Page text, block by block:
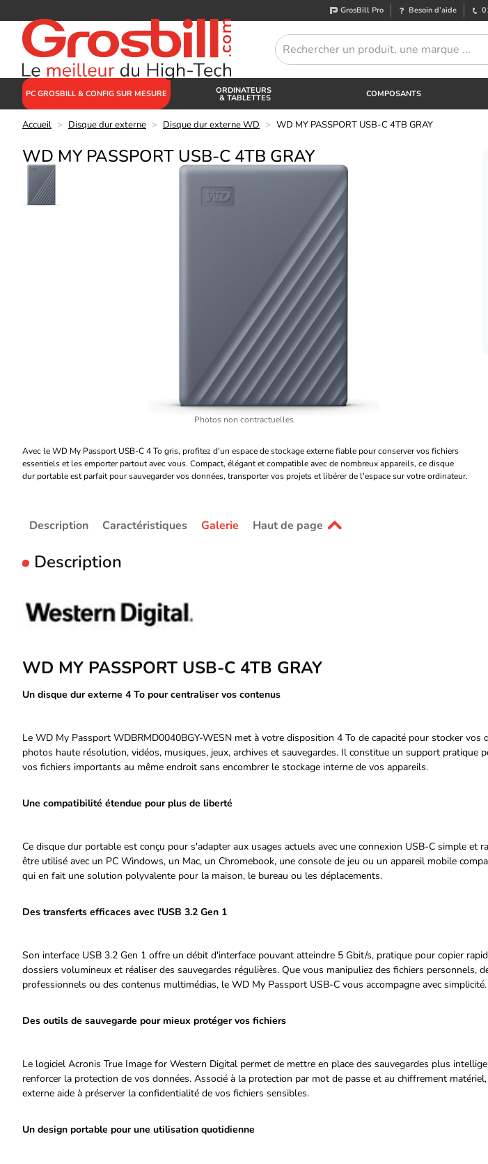
GrosBill Pro Besoin d’aide
PC GROSBILL & CONFIG SUR MESURE ORDINATEURS
& TABLETTES COMPOSANTS
Accueil > Disque dur externe > Disque dur externe WD > WD MY PASSPORT USB-C 4TB GRAY
WD MY PASSPORT USB-C 4TB GRAY
Photos non contractuelles.
Avec le WD My Passport USB-C 4 To gris, profitez d'un espace de stockage externe fiable pour conserver vos fichiers
essentiels et les emporter partout avec vous. Compact, élégant et compatible avec de nombreux appareils, ce disque
dur portable est parfait pour sauvegarder vos données, transporter vos projets et libérer de l'espace sur votre ordinateur.
Description Caractéristiques Galerie Haut de page
Description
WD MY PASSPORT USB-C 4TB GRAY
Un disque dur externe 4 To pour centraliser vos contenus
Le WD My Passport WDBRMD0040BGY-WESN met à votre disposition 4 To de capacité pour stocker vos
photos haute résolution, vidéos, musiques, jeux, archives et sauvegardes. Il constitue un support pratique
vos fichiers importants au même endroit sans encombrer le stockage interne de vos appareils.
Une compatibilité étendue pour plus de liberté
Ce disque dur portable est conçu pour s'adapter aux usages actuels avec une connexion USB-C simple et
être utilisé avec un PC Windows, un Mac, un Chromebook, une console de jeu ou un appareil mobile
qui en fait une solution polyvalente pour la maison, le bureau ou les déplacements.
Des transferts efficaces avec l'USB 3.2 Gen 1
Son interface USB 3.2 Gen 1 offre un débit d'interface pouvant atteindre 5 Gbit/s, pratique pour copier
dossiers volumineux et réaliser des sauvegardes régulières. Que vous manipuliez des fichiers personnels,
professionnels ou des contenus multimédias, le WD My Passport USB-C vous accompagne avec simplicité.
Des outils de sauvegarde pour mieux protéger vos fichiers
Le logiciel Acronis True Image for Western Digital permet de mettre en place des sauvegardes plus
renforcer la protection de vos données. Associé à la protection par mot de passe et au chiffrement
externe aide à préserver la confidentialité de vos fichiers sensibles.
Un design portable pour une utilisation quotidienne